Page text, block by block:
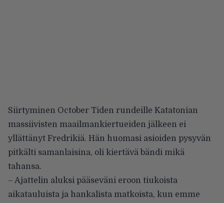
Siirtyminen October Tiden rundeille Katatonian
massiivisten maailmankiertueiden jälkeen ei
yllättänyt Fredrikiä. Hän huomasi asioiden pysyvän
pitkälti samanlaisina, oli kiertävä bändi mikä
tahansa.
– Ajattelin aluksi pääseväni eroon tiukoista
aikatauluista ja hankalista matkoista, kun emme